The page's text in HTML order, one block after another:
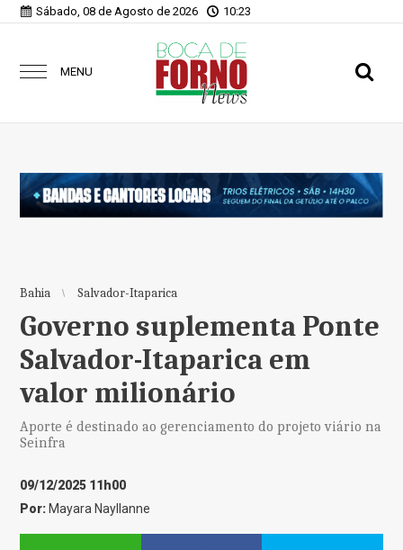
Sábado, 08 de Agosto de 2026 10:23
MENU
Bahia Salvador-Itaparica
Governo suplementa Ponte
Salvador-Itaparica em
valor milionário
Aporte é destinado ao gerenciamento do projeto viário na
Seinfra
09/12/2025 11h00
Por: Mayara Nayllanne